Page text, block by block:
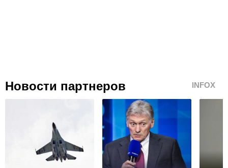
Новости партнеров INFOX